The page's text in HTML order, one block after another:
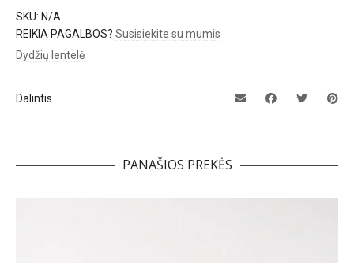
SKU: N/A
REIKIA PAGALBOS? Susisiekite su mumis
Dydžių lentelė
Dalintis
PANAŠIOS PREKĖS